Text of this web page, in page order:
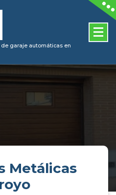
garaje automáticas en
Metálicas